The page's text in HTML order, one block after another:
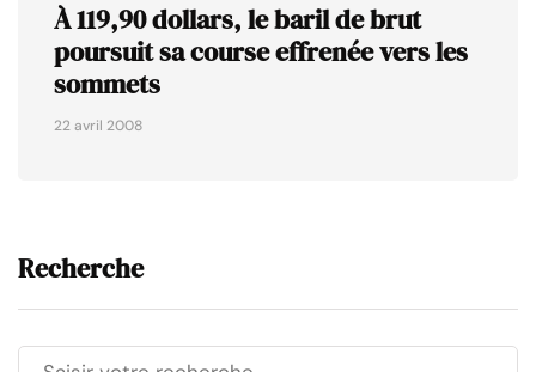
À 119,90 dollars, le baril de brut
poursuit sa course effrenée vers les
sommets
22 avril 2008
Recherche